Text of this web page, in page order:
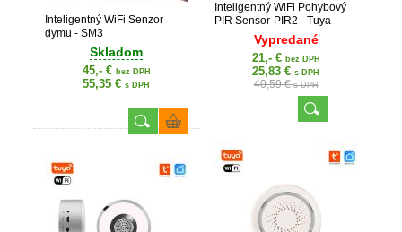
Inteligentný WiFi Senzor
dymu - SM3
Skladom
45,- € bez DPH
55,35 € s DPH
Inteligentný WiFi Pohybový
PIR Sensor-PIR2 - Tuya
Smart LifeVypredané
21,- € bez DPH
25,83 € s DPH
40,59 €s DPH